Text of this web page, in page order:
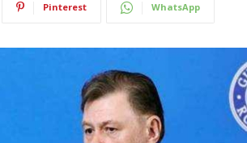
Pinterest WhatsApp